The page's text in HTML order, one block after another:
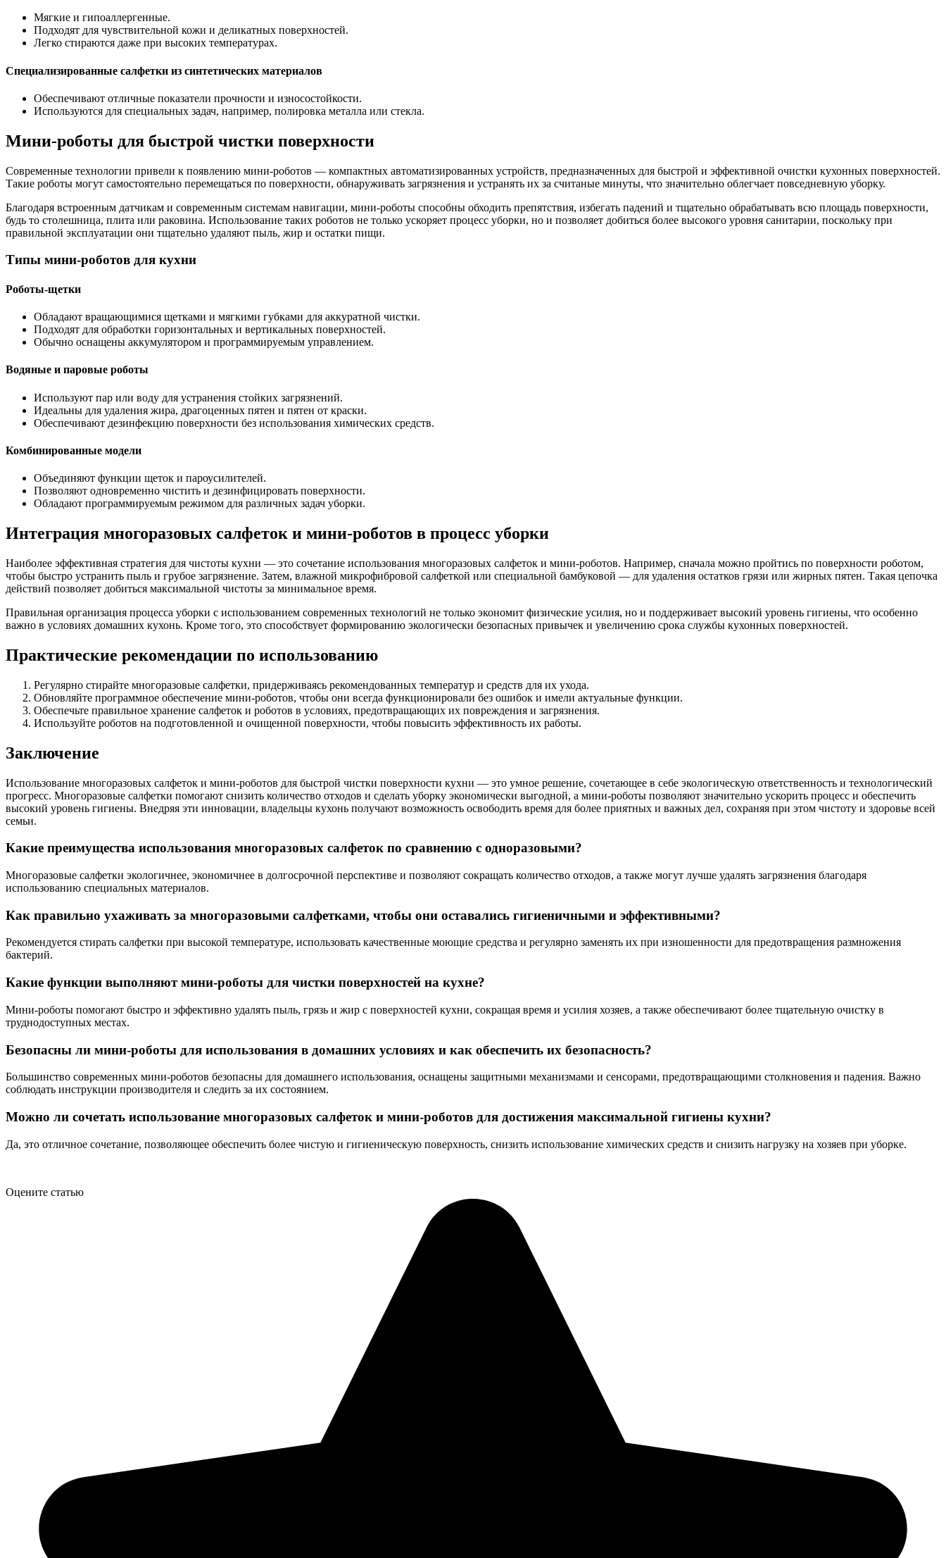
Мягкие и гипоаллергенные.
Подходят для чувствительной кожи и деликатных поверхностей.
Легко стираются даже при высоких температурах.
Специализированные салфетки из синтетических материалов
Обеспечивают отличные показатели прочности и износостойкости.
Используются для специальных задач, например, полировка металла или стекла.
Мини-роботы для быстрой чистки поверхности
Современные технологии привели к появлению мини-роботов — компактных автоматизированных устройств, предназначенных для быстрой и эффективной очистки кухонных поверхностей.
Такие роботы могут самостоятельно перемещаться по поверхности, обнаруживать загрязнения и устранять их за считаные минуты, что значительно облегчает повседневную уборку.
Благодаря встроенным датчикам и современным системам навигации, мини-роботы способны обходить препятствия, избегать падений и тщательно обрабатывать всю площадь поверхности,
будь то столешница, плита или раковина. Использование таких роботов не только ускоряет процесс уборки, но и позволяет добиться более высокого уровня санитарии, поскольку при
правильной эксплуатации они тщательно удаляют пыль, жир и остатки пищи.
Типы мини-роботов для кухни
Роботы-щетки
Обладают вращающимися щетками и мягкими губками для аккуратной чистки.
Подходят для обработки горизонтальных и вертикальных поверхностей.
Обычно оснащены аккумулятором и программируемым управлением.
Водяные и паровые роботы
Используют пар или воду для устранения стойких загрязнений.
Идеальны для удаления жира, драгоценных пятен и пятен от краски.
Обеспечивают дезинфекцию поверхности без использования химических средств.
Комбинированные модели
Объединяют функции щеток и пароусилителей.
Позволяют одновременно чистить и дезинфицировать поверхности.
Обладают программируемым режимом для различных задач уборки.
Интеграция многоразовых салфеток и мини-роботов в процесс уборки
Наиболее эффективная стратегия для чистоты кухни — это сочетание использования многоразовых салфеток и мини-роботов. Например, сначала можно пройтись по поверхности роботом,
чтобы быстро устранить пыль и грубое загрязнение. Затем, влажной микрофибровой салфеткой или специальной бамбуковой — для удаления остатков грязи или жирных пятен. Такая цепочка
действий позволяет добиться максимальной чистоты за минимальное время.
Правильная организация процесса уборки с использованием современных технологий не только экономит физические усилия, но и поддерживает высокий уровень гигиены, что особенно
важно в условиях домашних кухонь. Кроме того, это способствует формированию экологически безопасных привычек и увеличению срока службы кухонных поверхностей.
Практические рекомендации по использованию
Регулярно стирайте многоразовые салфетки, придерживаясь рекомендованных температур и средств для их ухода.
Обновляйте программное обеспечение мини-роботов, чтобы они всегда функционировали без ошибок и имели актуальные функции.
Обеспечьте правильное хранение салфеток и роботов в условиях, предотвращающих их повреждения и загрязнения.
Используйте роботов на подготовленной и очищенной поверхности, чтобы повысить эффективность их работы.
Заключение
Использование многоразовых салфеток и мини-роботов для быстрой чистки поверхности кухни — это умное решение, сочетающее в себе экологическую ответственность и технологический
прогресс. Многоразовые салфетки помогают снизить количество отходов и сделать уборку экономически выгодной, а мини-роботы позволяют значительно ускорить процесс и обеспечить
высокий уровень гигиены. Внедряя эти инновации, владельцы кухонь получают возможность освободить время для более приятных и важных дел, сохраняя при этом чистоту и здоровье всей
семьи.
Какие преимущества использования многоразовых салфеток по сравнению с одноразовыми?
Многоразовые салфетки экологичнее, экономичнее в долгосрочной перспективе и позволяют сокращать количество отходов, а также могут лучше удалять загрязнения благодаря
использованию специальных материалов.
Как правильно ухаживать за многоразовыми салфетками, чтобы они оставались гигиеничными и эффективными?
Рекомендуется стирать салфетки при высокой температуре, использовать качественные моющие средства и регулярно заменять их при изношенности для предотвращения размножения
бактерий.
Какие функции выполняют мини-роботы для чистки поверхностей на кухне?
Мини-роботы помогают быстро и эффективно удалять пыль, грязь и жир с поверхностей кухни, сокращая время и усилия хозяев, а также обеспечивают более тщательную очистку в
труднодоступных местах.
Безопасны ли мини-роботы для использования в домашних условиях и как обеспечить их безопасность?
Большинство современных мини-роботов безопасны для домашнего использования, оснащены защитными механизмами и сенсорами, предотвращающими столкновения и падения. Важно
соблюдать инструкции производителя и следить за их состоянием.
Можно ли сочетать использование многоразовых салфеток и мини-роботов для достижения максимальной гигиены кухни?
Да, это отличное сочетание, позволяющее обеспечить более чистую и гигиеническую поверхность, снизить использование химических средств и снизить нагрузку на хозяев при уборке.
Оцените статью